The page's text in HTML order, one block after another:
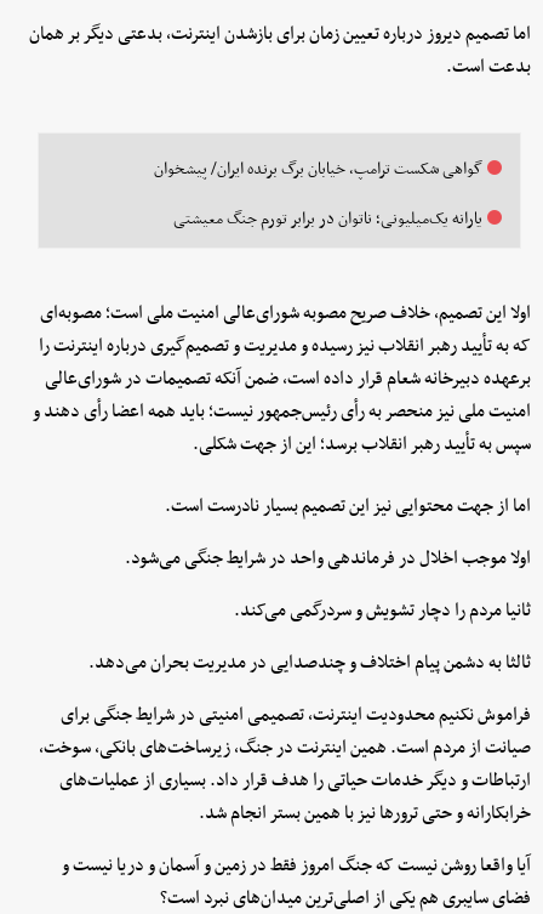
اما تصمیم دیروز درباره تعیین زمان برای بازشدن اینترنت، بدعتی دیگر بر همان
بدعت است.
گواهی شکست ترامپ، خیابان برگ برنده ایران/ پیشخوان
یارانه یک‌میلیونی؛ ناتوان در برابر تورم جنگ معیشتی
اولا این تصمیم، خلاف صریح مصوبه شورای‌عالی امنیت ملی است؛ مصوبه‌ای
که به تأیید رهبر انقلاب نیز رسیده و مدیریت و تصمیم‌گیری درباره اینترنت را
برعهده دبیرخانه شعام قرار داده است، ضمن آنکه تصمیمات در شورای‌عالی
امنیت ملی نیز منحصر به رأی رئیس‌جمهور نیست؛ باید همه اعضا رأی دهند و
سپس به تأیید رهبر انقلاب برسد؛ این از جهت شکلی.
اما از جهت محتوایی نیز این تصمیم بسیار نادرست است.
اولا موجب اخلال در فرماندهی واحد در شرایط جنگی می‌شود.
ثانیا مردم را دچار تشویش و سردرگمی می‌کند.
ثالثا به دشمن پیام اختلاف و چندصدایی در مدیریت بحران می‌دهد.
فراموش نکنیم محدودیت اینترنت، تصمیمی امنیتی در شرایط جنگی برای
صیانت از مردم است. همین اینترنت در جنگ، زیرساخت‌های بانکی، سوخت،
ارتباطات و دیگر خدمات حیاتی را هدف قرار داد. بسیاری از عملیات‌های
خرابکارانه و حتی ترورها نیز با همین بستر انجام شد.
آیا واقعا روشن نیست که جنگ امروز فقط در زمین و آسمان و دریا نیست و
فضای سایبری هم یکی از اصلی‌ترین میدان‌های نبرد است؟